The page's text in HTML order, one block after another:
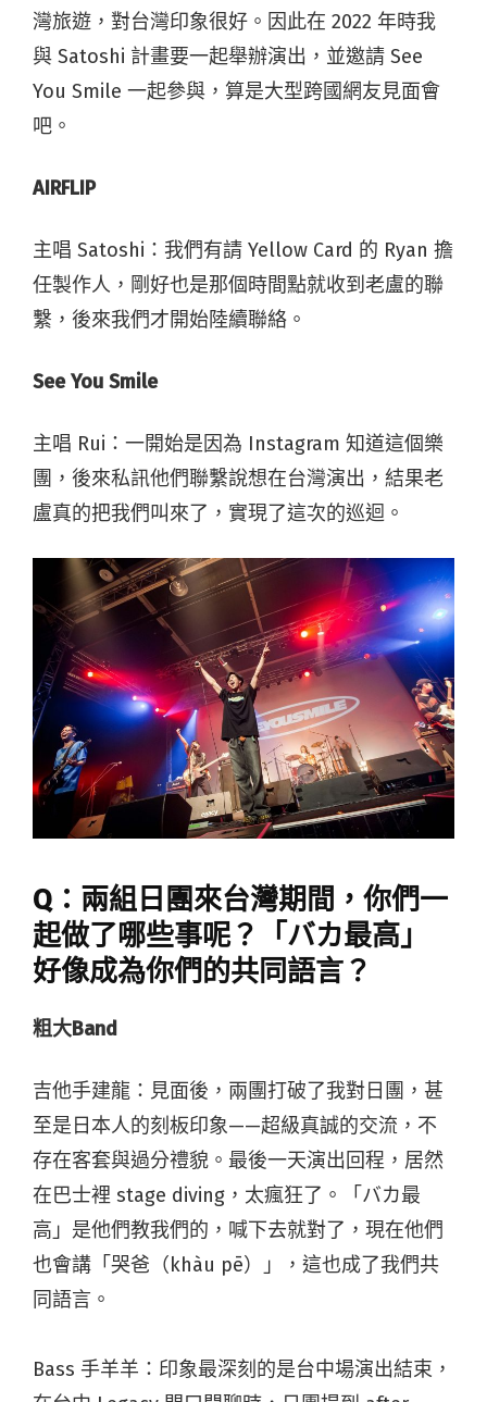
灣旅遊，對台灣印象很好。因此在 2022 年時我
與 Satoshi 計畫要一起舉辦演出，並邀請 See
You Smile 一起參與，算是大型跨國網友見面會
吧。
AIRFLIP
主唱 Satoshi ： 我們有請 Yellow Card 的 Ryan 擔
任製作人，剛好也是那個時間點就收到老盧的聯
繫，後來我們才開始陸續聯絡。
See You Smile
主唱 Rui：一開始是因為 Instagram 知道這個樂
團，後來私訊他們聯繫說想在台灣演出，結果老
盧真的把我們叫來了，實現了這次的巡迴。
Q：兩組日團來台灣期間，你們一
起做了哪些事呢？「バカ最高」
好像成為你們的共同語言？
粗大Band
吉他手建龍：見面後，兩團打破了我對日團，甚
至是日本人的刻板印象——超級真誠的交流，不
存在客套與過分禮貌。最後一天演出回程，居然
在巴士裡 stage diving，太瘋狂了。「バカ最
高」是他們教我們的，喊下去就對了，現在他們
也會講「哭爸（ khàu pē）」，這也成了我們共
同語言。
Bass 手羊羊：印象最深刻的是台中場演出結束，